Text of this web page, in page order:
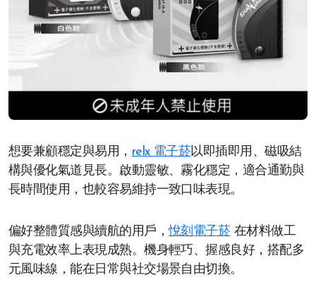
想要兼顧穩定與易用， relx 電子菸以即插即用、磁吸結
構與優化氣道見長。啟動靈敏、霧化穩定，適合通勤與
長時間使用，也較容易維持一致口味表現。
偏好整體質感與續航的用戶，悅刻電子菸 在材料做工
與充電效率上表現成熟。機身輕巧、握感良好，搭配多
元風味線，能在日常與社交場景自由切換。